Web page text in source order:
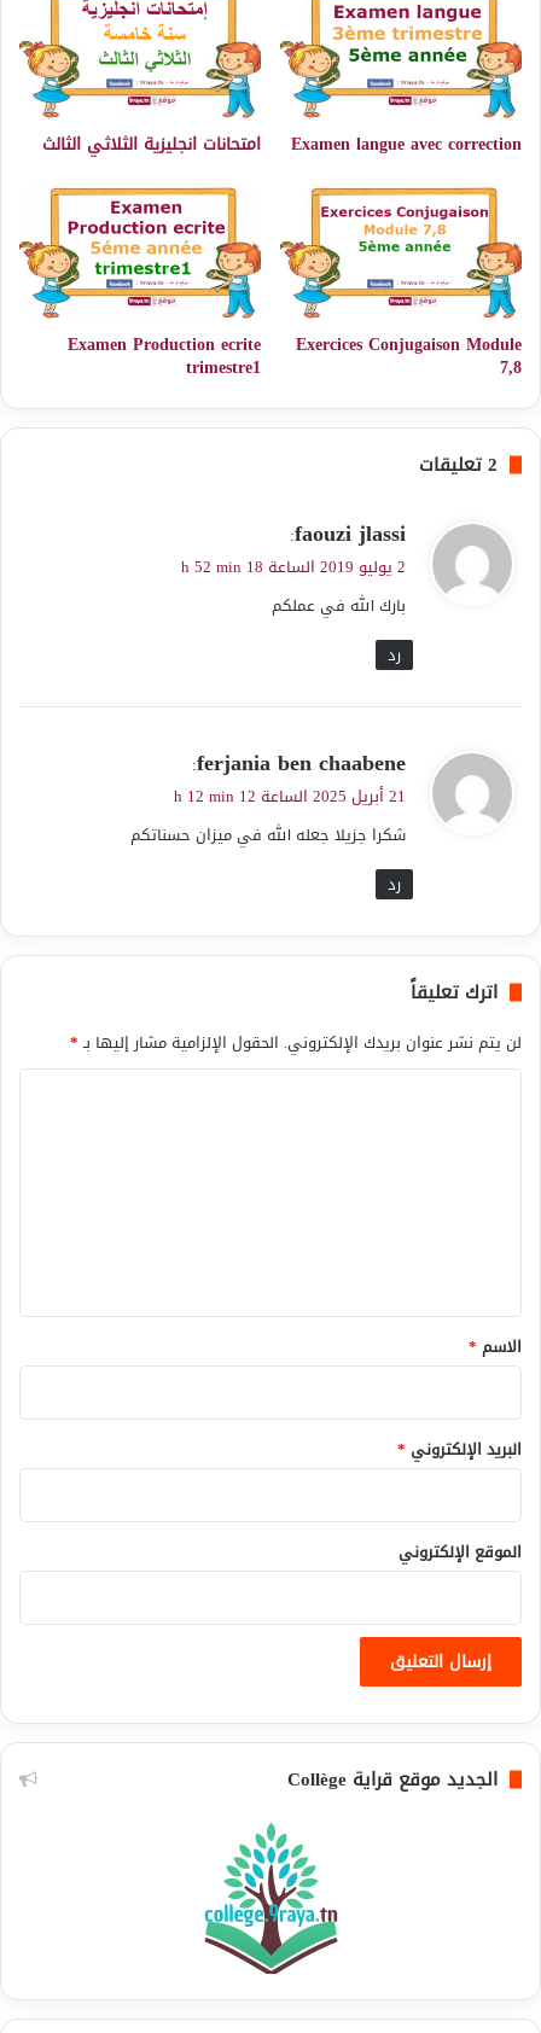
Examen langue avec correction امتحانات انجليزية الثلاثي الثالث
Exercices Conjugaison Module
7,8
Examen Production ecrite
trimestre1
‫2 تعليقات
ي
ق
ل
faouzi jlassi
:
2 يوليو 2019 الساعة 18 h 52 min
بارك الله في عملكم
رد
ي
ق
ل
ferjania ben chaabene
:
21 أبريل 2025 الساعة 12 h 12 min
شكرا جزيلا جعله الله في ميزان حسناتكم
رد
اترك تعليقاً
لن يتم نشر عنوان بريدك الإلكتروني. الحقول الإلزامية مشار إليها بـ*
*
الاسم *
البريد الإلكتروني *
الموقع الإلكتروني
الجديد موقع قراية Collège